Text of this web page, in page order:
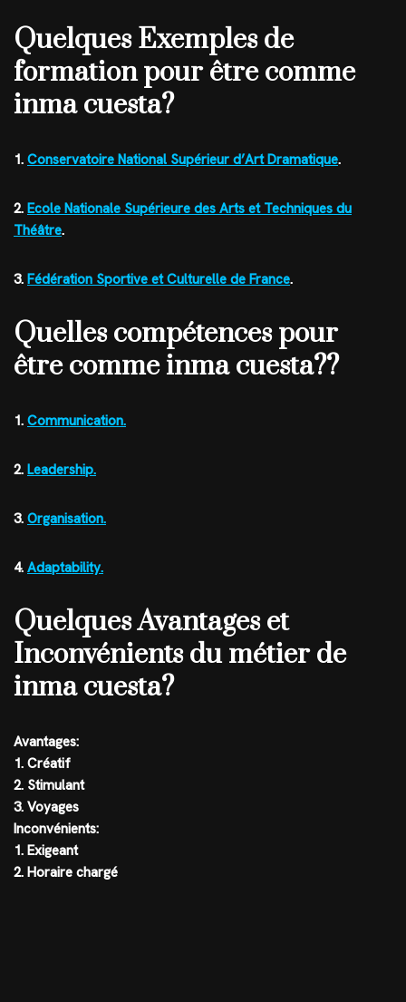
Quelques Exemples de
formation pour être comme
inma cuesta?
1. Conservatoire National Supérieur d’Art Dramatique.
2. Ecole Nationale Supérieure des Arts et Techniques du
Théâtre.
3. Fédération Sportive et Culturelle de France.
Quelles compétences pour
être comme inma cuesta??
1. Communication.
2. Leadership.
3. Organisation.
4. Adaptability.
Quelques Avantages et
Inconvénients du métier de
inma cuesta?
Avantages:
1. Créatif
2. Stimulant
3. Voyages
Inconvénients:
1. Exigeant
2. Horaire chargé